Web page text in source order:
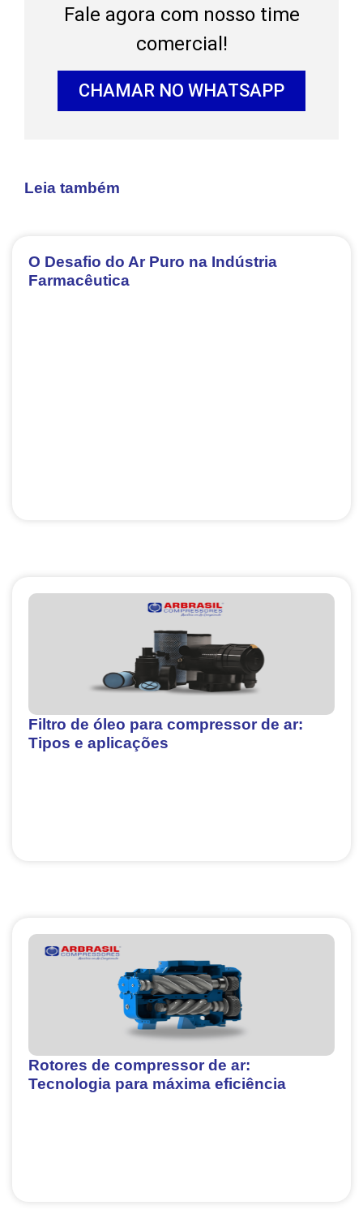
Fale agora com nosso time
comercial!
CHAMAR NO WHATSAPP
Leia também
O Desafio do Ar Puro na Indústria
Farmacêutica
Filtro de óleo para compressor de ar:
Tipos e aplicações
Rotores de compressor de ar:
Tecnologia para máxima eficiência